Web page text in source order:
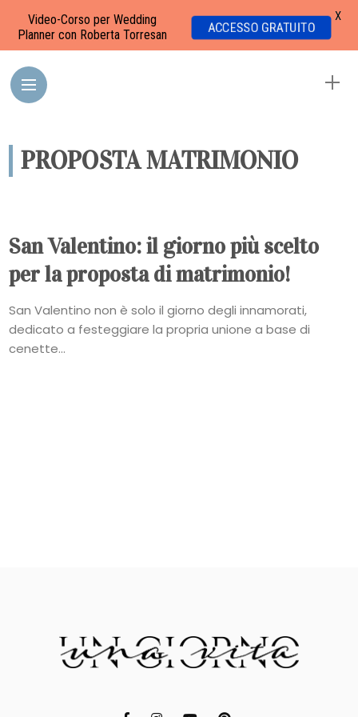
PROPOSTA MATRIMONIO
San Valentino: il giorno più scelto
per la proposta di matrimonio!
San Valentino non è solo il giorno degli innamorati,
dedicato a festeggiare la propria unione a base di
cenette...
Video-Corso per Wedding
Planner con Roberta Torresan
ACCESSO GRATUITO
X